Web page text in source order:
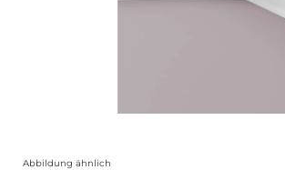
Abbildung ähnlich